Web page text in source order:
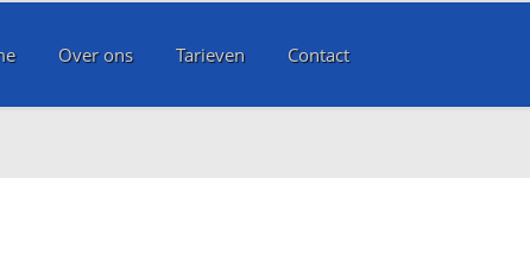
Over ons Tarieven Contact